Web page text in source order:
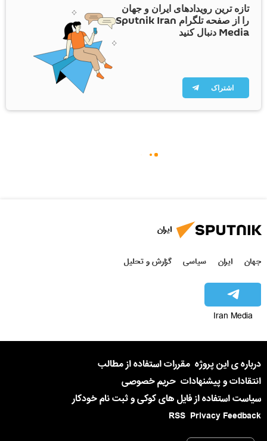
تازه ترین رویدادهای ایران و جهان
را از صفحه تلگرام Sputnik Iran
Media دنبال کنید
اشتراک
ایران
جهان ایران سیاسی گزارش و تحلیل
Iran Media
درباره ی این پروژه مقررات استفاده از مطالب
انتقادات و پیشنهادات حریم خصوصی
سیاست استفاده از فایل های کوکی و ثبت نام خودکار
Privacy Feedback
RSS